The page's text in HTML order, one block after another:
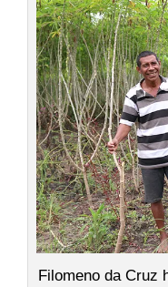
Filomeno da Cruz